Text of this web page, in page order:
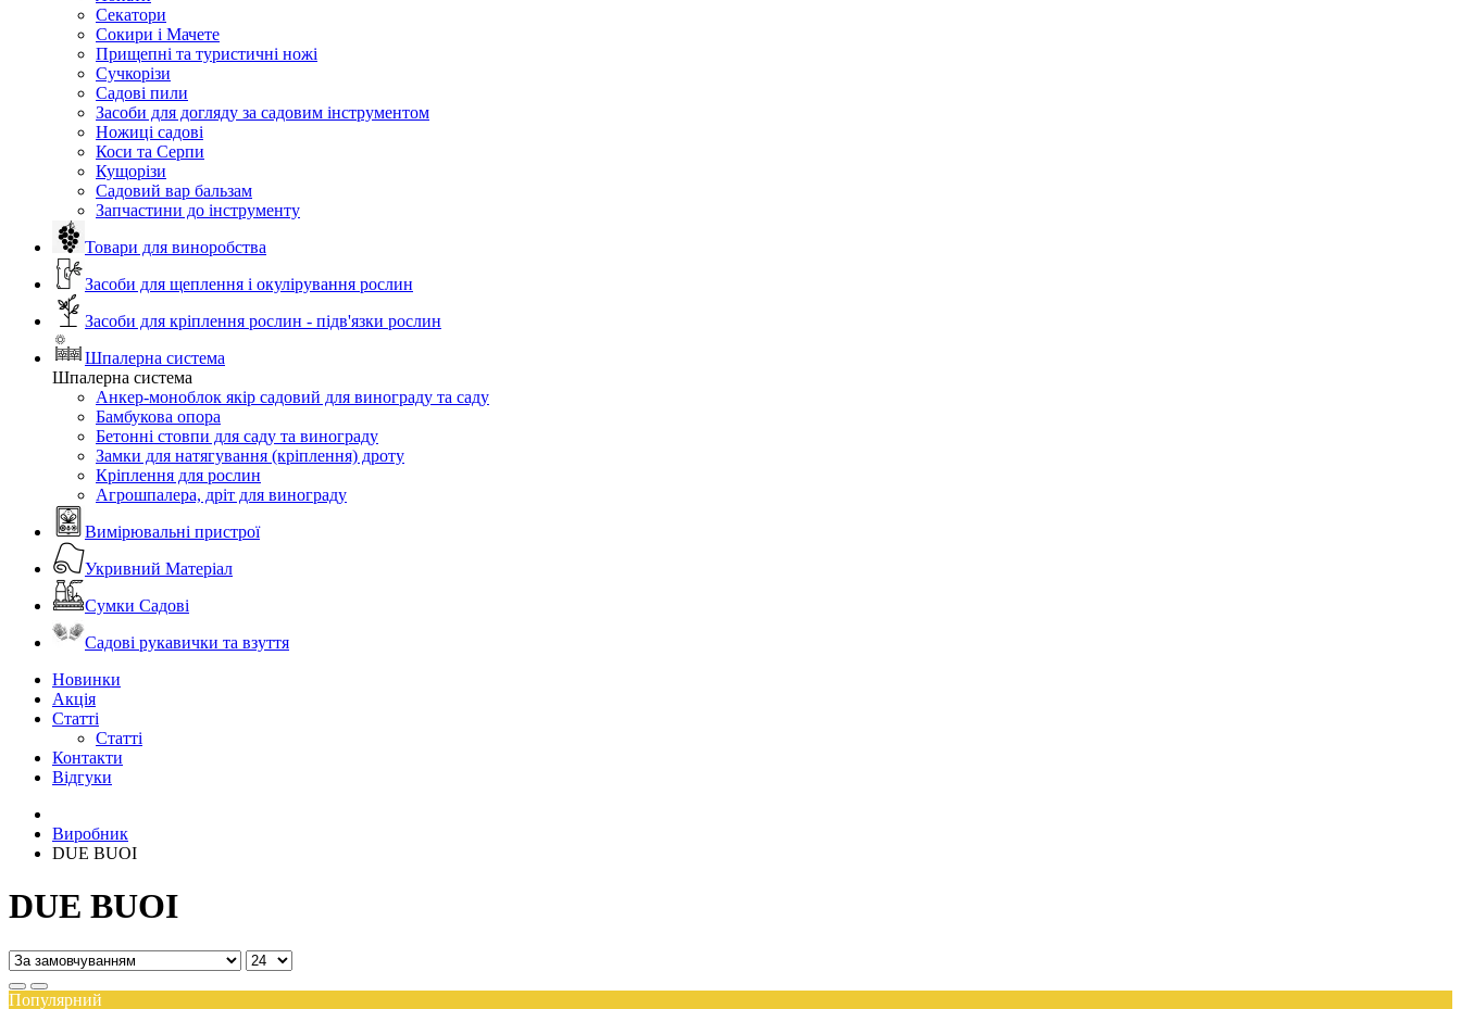
Секатори
Сокири і Мачете
Прищепні та туристичні ножі
Сучкорізи
Садові пили
Засоби для догляду за садовим інструментом
Ножиці садові
Коси та Серпи
Кущорізи
Садовий вар бальзам
Запчастини до інструменту
Товари для виноробства
Засоби для щеплення і окулірування рослин
Засоби для кріплення рослин - підв'язки рослин
Шпалерна система
Шпалерна система
Анкер-моноблок якір садовий для винограду та саду
Бамбукова опора
Бетонні стовпи для саду та винограду
Замки для натягування (кріплення) дроту
Кріплення для рослин
Агрошпалера, дріт для винограду
Вимірювальні пристрої
Укривний Матеріал
Сумки Садові
Садові рукавички та взуття
Новинки
Акція
Статті
Статті
Контакти
Відгуки
Виробник
DUE BUOI
DUE BUOI
Популярний